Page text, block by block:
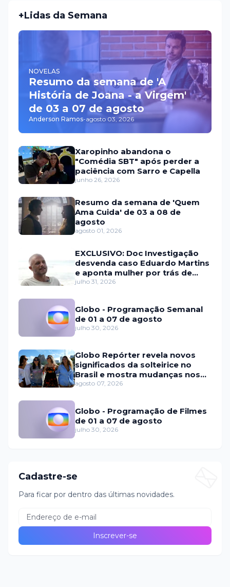
+Lidas da Semana
NOVELAS
Resumo da semana de 'A
História de Joana - a Virgem'
de 03 a 07 de agosto
Anderson Ramos-agosto 03, 2026
Xaropinho abandona o
"Comédia SBT" após perder a
paciência com Sarro e Capella
junho 26, 2026
Resumo da semana de 'Quem
Ama Cuida' de 03 a 08 de
agosto
agosto 01, 2026
EXCLUSIVO: Doc Investigação
desvenda caso Eduardo Martins
e aponta mulher por trás de
fraude internacional
julho 31, 2026
Globo - Programação Semanal
de 01 a 07 de agosto
julho 30, 2026
Globo Repórter revela novos
significados da solteirice no
Brasil e mostra mudanças nos
relacionamentos
agosto 07, 2026
Globo - Programação de Filmes
de 01 a 07 de agosto
julho 30, 2026
Cadastre-se
Para ficar por dentro das últimas novidades.